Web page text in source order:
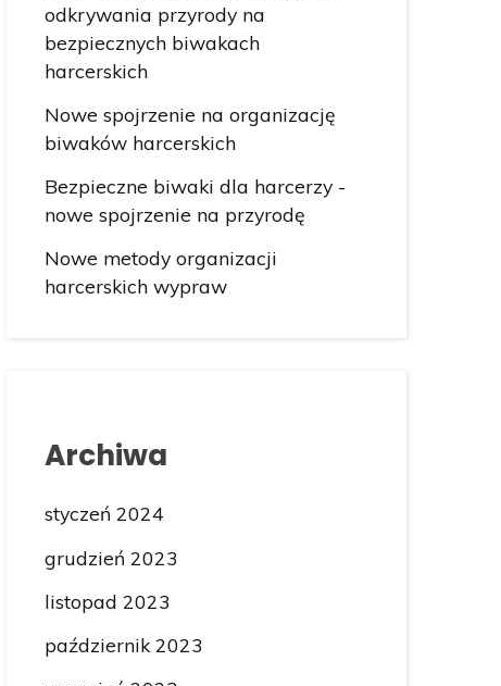
odkrywania przyrody na
bezpiecznych biwakach
harcerskich
Nowe spojrzenie na organizację
biwaków harcerskich
Bezpieczne biwaki dla harcerzy -
nowe spojrzenie na przyrodę
Nowe metody organizacji
harcerskich wypraw
Archiwa
styczeń 2024
grudzień 2023
listopad 2023
październik 2023